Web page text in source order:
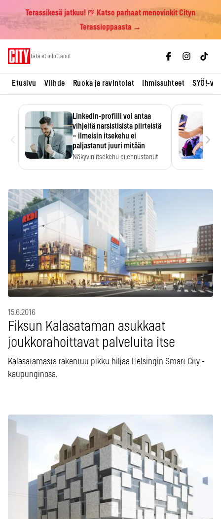
Terassikesä jatkuu! 🍺 Katso parhaat menovinkit Cityn
Terassioppaasta →
Tätä et odottanut
Etusivu Viihde Ruoka ja ravintolat Ihmissuhteet SYÖ!-
LinkedIn-profiili voi antaa
vihjeitä narsistisista piirteistä
– ilmeisin itsekehu ei
paljastanut juuri mitään
Näkyvin itsekehu ei ennustanut
›
15.6.2016
Fiksun Kalasataman asukkaat
joukkorahoittavat palveluita itse
Kalasatamasta rakentuu pikku hiljaa Helsingin Smart City -
kaupunginosa.